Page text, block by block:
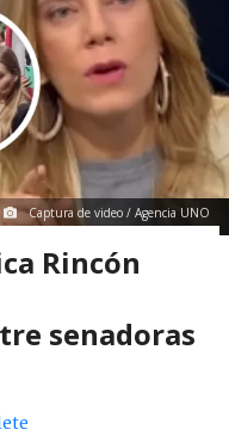
Captura de video / Agencia UNO
Rincón
senadoras